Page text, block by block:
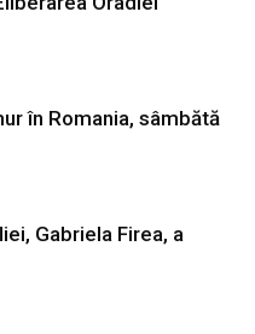
în Romania, sâmbătă
Gabriela Firea, a